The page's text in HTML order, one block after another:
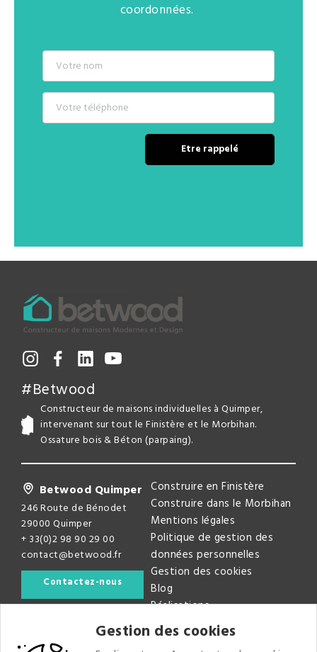
coordonnées.
Etre rappelé
Gestion des cookies
#Betwood
Constructeur de maisons individuelles à Quimper,
intervenant sur tout le Finistère et le Morbihan.
Ossature bois & Béton (parpaing).
Betwood Quimper
246 Route de Bénodet
29000 Quimper
+ 33(0)2 98 90 29 00
contact@betwood.fr
Contactez-nous
Construire en Finistère
Construire dans le Morbihan
Mentions légales
Politique de gestion des
données personnelles
Gestion des cookies
Blog
Réalisations